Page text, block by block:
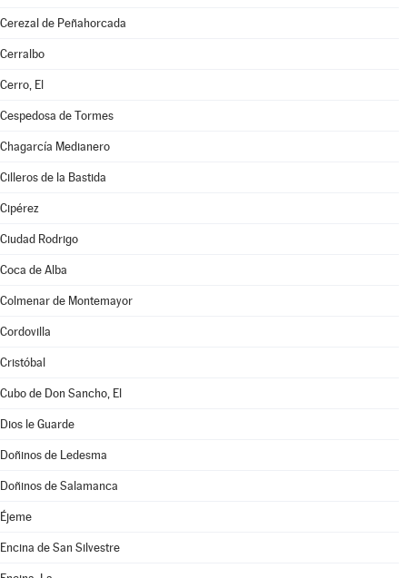
Cerezal de Peñahorcada
Cerralbo
Cerro, El
Cespedosa de Tormes
Chagarcía Medianero
Cilleros de la Bastida
Cipérez
Ciudad Rodrigo
Coca de Alba
Colmenar de Montemayor
Cordovilla
Cristóbal
Cubo de Don Sancho, El
Dios le Guarde
Doñinos de Ledesma
Doñinos de Salamanca
Éjeme
Encina de San Silvestre